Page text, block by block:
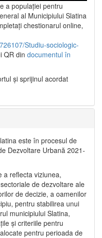
a populaţiei pentru
al Municipiului Slatina
chestionarul online,
Studiu-sociologic-
QR din documentul în
şi sprijinul acordat
este în procesul de
Dezvoltare Urbană 2021‐
a reflecta viziunea,
de dezvoltare ale
de decizie, a oamenilor
pentru stabilirea unui
municipiului Slatina,
și criteriile pentru
pentru perioada de